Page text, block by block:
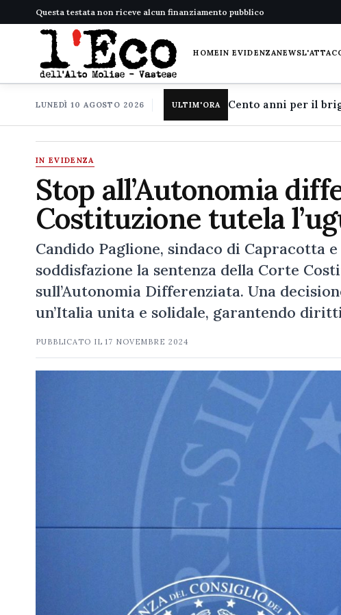
Questa testata non riceve alcun finanziamento pubblico
HOMEIN EVIDENZANEWS
LUNEDÌ 10 AGOSTO 2026 ULTIM'ORA
IN EVIDENZA
Stop all’Autonomia
Costituzione tutela
Candido Paglione, sindaco di Capracotta
soddisfazione la sentenza della Corte
sull’Autonomia Differenziata. Una
un’Italia unita e solidale, garantendo
PUBBLICATO IL17 NOVEMBRE 2024